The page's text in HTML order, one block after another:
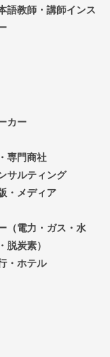
語教師・講師インス
カー
専門商社
サルティング
・メディア
（電力・ガス・水
脱炭素）
・ホテル